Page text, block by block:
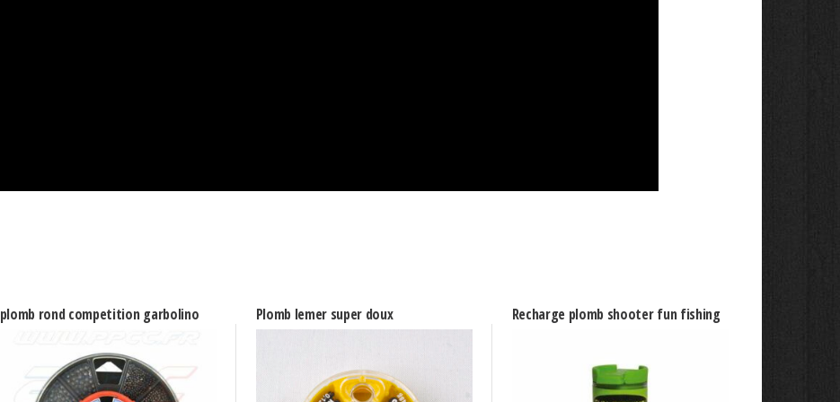
plomb rond competition garbolino Plomb lemer super doux Recharge plomb shooter fun fishing